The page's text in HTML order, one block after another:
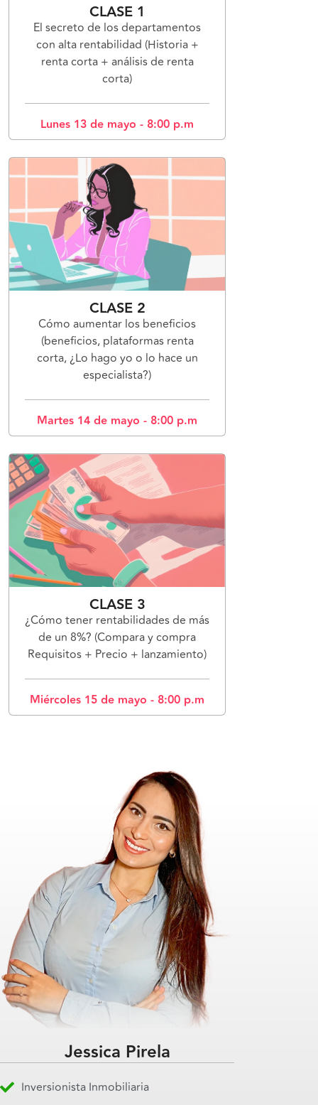
CLASE 1
El secreto de los departamentos
con alta rentabilidad (Historia +
renta corta + análisis de renta
corta)
Lunes 13 de mayo - 8:00 p.m
CLASE 2
Cómo aumentar los beneficios
(beneficios, plataformas renta
corta, ¿Lo hago yo o lo hace un
especialista?)
Martes 14 de mayo - 8:00 p.m
CLASE 3
¿Cómo tener rentabilidades de más
de un 8%? (Compara y compra
Requisitos + Precio + lanzamiento)
Miércoles 15 de mayo - 8:00 p.m
Jessica Pirela
Inversionista Inmobiliaria